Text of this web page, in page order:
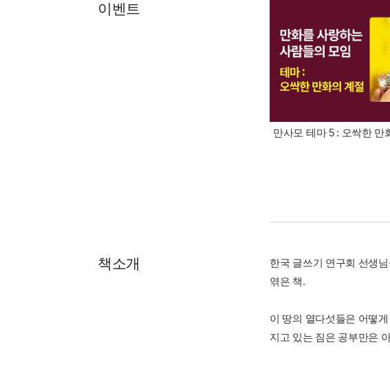
이벤트
만사모 테마 5 : 오싹한 만
책소개
한국 글쓰기 연구회 선생
엮은 책.
이 땅의 열다섯들은 어떻
지고 있는 짐은 공부만은